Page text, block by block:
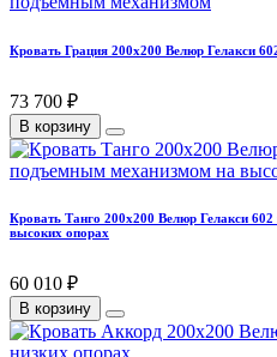
Кровать Грация 200х200 Велюр Гелакси
73 700 ₽
В корзину
Кровать Танго 200х200 Велюр Гелакси
высоких опорах
60 010 ₽
В корзину